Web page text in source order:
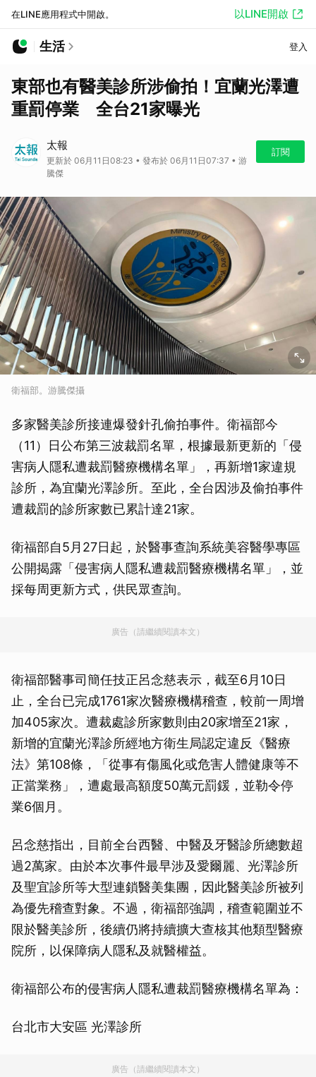
在LINE應用程式中開啟。 以LINE開啟
生活 登入
東部也有醫美診所涉偷拍！宜蘭光澤遭
重罰停業 全台21家曝光
太報
更新於 06月11日08:23 • 發布於 06月11日07:37 • 游
騰傑
訂閱
衛福部。游騰傑攝
多家醫美診所接連爆發針孔偷拍事件。衛福部今
（11）日公布第三波裁罰名單，根據最新更新的「侵
害病人隱私遭裁罰醫療機構名單」，再新增1家違規
診所，為宜蘭光澤診所。至此，全台因涉及偷拍事件
遭裁罰的診所家數已累計達21家。
衛福部自5月27日起，於醫事查詢系統美容醫學專區
公開揭露「侵害病人隱私遭裁罰醫療機構名單」，並
採每周更新方式，供民眾查詢。
廣告（請繼續閱讀本文）
衛福部醫事司簡任技正呂念慈表示，截至6月10日
止，全台已完成1761家次醫療機構稽查，較前一周增
加405家次。遭裁處診所家數則由20家增至21家，
新增的宜蘭光澤診所經地方衛生局認定違反《醫療
法》第108條，「從事有傷風化或危害人體健康等不
正當業務」，遭處最高額度50萬元罰鍰，並勒令停
業6個月。
呂念慈指出，目前全台西醫、中醫及牙醫診所總數超
過2萬家。由於本次事件最早涉及愛爾麗、光澤診所
及聖宜診所等大型連鎖醫美集團，因此醫美診所被列
為優先稽查對象。不過，衛福部強調，稽查範圍並不
限於醫美診所，後續仍將持續擴大查核其他類型醫療
院所，以保障病人隱私及就醫權益。
衛福部公布的侵害病人隱私遭裁罰醫療機構名單為：
台北市大安區 光澤診所
廣告（請繼續閱讀本文）